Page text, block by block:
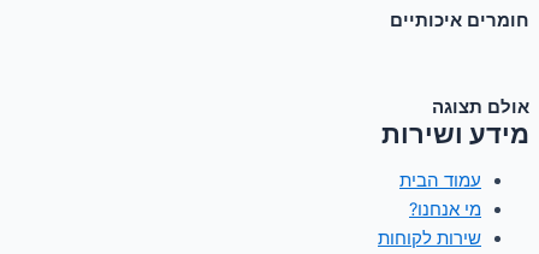
חומרים איכותיים
אולם תצוגה
מידע ושירות
עמוד הבית
מי אנחנו?
שירות לקוחות